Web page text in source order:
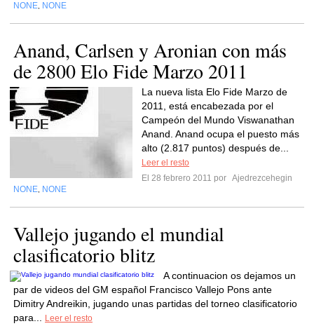
NONE NONE
Anand, Carlsen y Aronian con más
de 2800 Elo Fide Marzo 2011
La nueva lista Elo Fide Marzo de
2011, está encabezada por el
Campeón del Mundo Viswanathan
Anand. Anand ocupa el puesto más
alto (2.817 puntos) después de...
Leer el resto
El 28 febrero 2011 por Ajedrezcehegin
NONE NONE
Vallejo jugando el mundial
clasificatorio blitz
A continuacion os dejamos un
par de videos del GM español Francisco Vallejo Pons ante
Dimitry Andreikin, jugando unas partidas del torneo clasificatorio
para...
Leer el resto